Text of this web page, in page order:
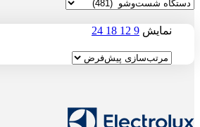
نمایش 9
12
18
24